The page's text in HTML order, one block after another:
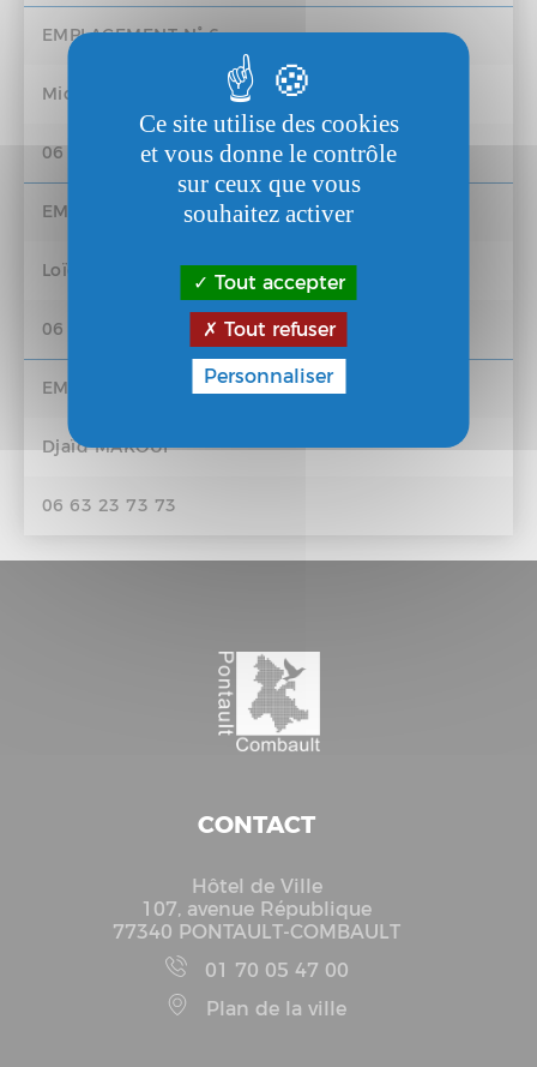
EMPLACEMENT N° 6
Mickaël Destours
06 31 51 87 96
EMPLACEMENT N° 7
Loïck LEBOUVIER
06 80 03 08 65
EMPLACEMENT N° 8
Djaïd MAKOUF
06 63 23 73 73
CONTACT
Hôtel de Ville
107, avenue République
77340 PONTAULT-COMBAULT
01 70 05 47 00
Plan de la ville
Ce site utilise des cookies
et vous donne le contrôle
sur ceux que vous
souhaitez activer
Tout accepter
Tout refuser
Personnaliser